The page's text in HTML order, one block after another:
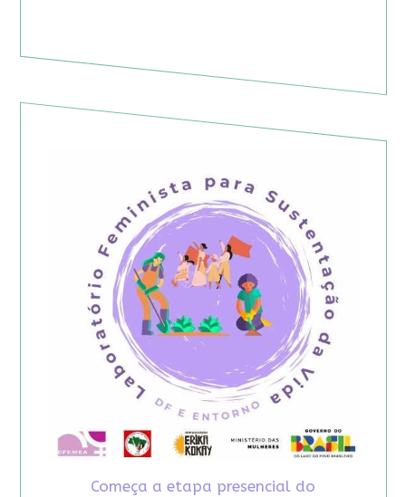
Começa a etapa presencial do